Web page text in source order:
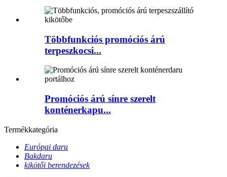
Többfunkciós promóciós árú
terpeszkocsi...
Promóciós árú sínre szerelt
konténerkapu...
Termékkategória
Európai daru
Bakdaru
kikötői berendezések